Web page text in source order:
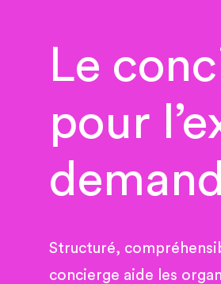
Le
pour
Structuré,
concierge aide les